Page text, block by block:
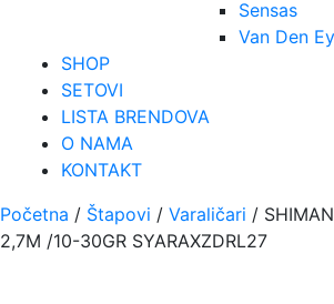
Sensas
Van Den
SHOP
SETOVI
LISTA BRENDOVA
O NAMA
KONTAKT
Početna / Štapovi / Varaličari /
2,7M /10-30GR SYARAXZDRL27